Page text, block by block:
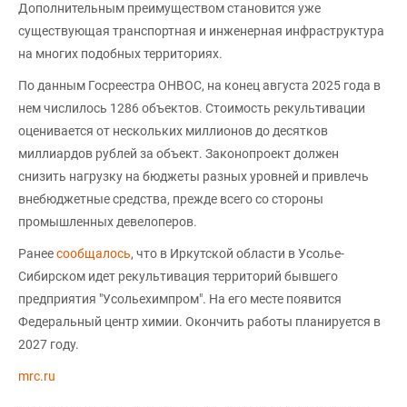
Дополнительным преимуществом становится уже
существующая транспортная и инженерная инфраструктура
на многих подобных территориях.
По данным Госреестра ОНВОС, на конец августа 2025 года в
нем числилось 1286 объектов. Стоимость рекультивации
оценивается от нескольких миллионов до десятков
миллиардов рублей за объект. Законопроект должен
снизить нагрузку на бюджеты разных уровней и привлечь
внебюджетные средства, прежде всего со стороны
промышленных девелоперов.
Ранеесообщалось, что в Иркутской области в Усолье-
Сибирском идет рекультивация территорий бывшего
предприятия "Усольехимпром". На его месте появится
Федеральный центр химии. Окончить работы планируется в
2027 году.
mrc.ru